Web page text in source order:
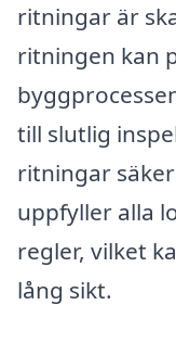
ritningar är
ritningen kan
till slutlig
ritningar
uppfyller alla
regler, vilket
lång sikt.